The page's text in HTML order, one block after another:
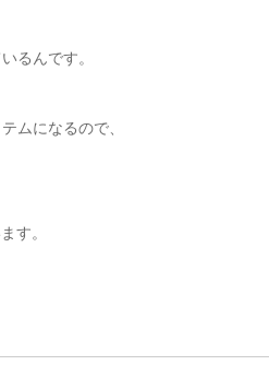
るんです。
ムになるので、
す。